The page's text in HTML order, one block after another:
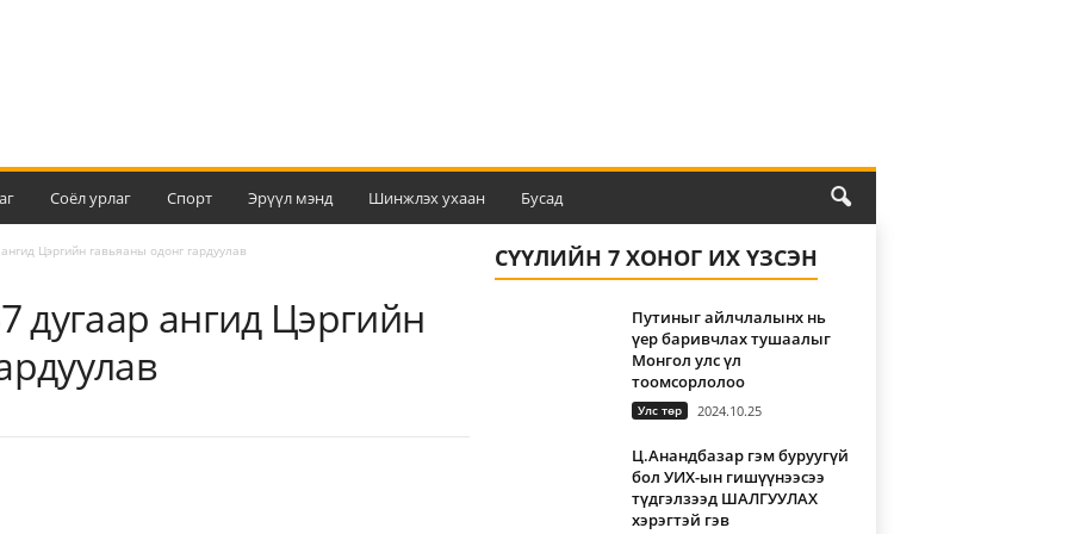
Соёл урлаг Спорт Эрүүл мэнд Шинжлэх ухаан Бусад
Цэргийн гавьяаны одонг гардуулав
дугаар ангид Цэргийн
СҮҮЛИЙН 7 ХОНОГ ИХ ҮЗСЭН
Путиныг айлчлалынх нь
үер баривчлах тушаалыг
Монгол улс үл
тоомсорлолоо
Улс төр 2024.10.25
Ц.Анандбазар гэм буруугүй
бол УИХ-ын гишүүнээсээ
түдгэлзээд ШАЛГУУЛАХ
хэрэгтэй гэв